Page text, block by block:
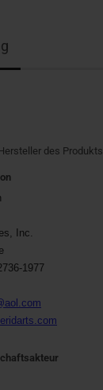
des Produkts
Inc.
1977